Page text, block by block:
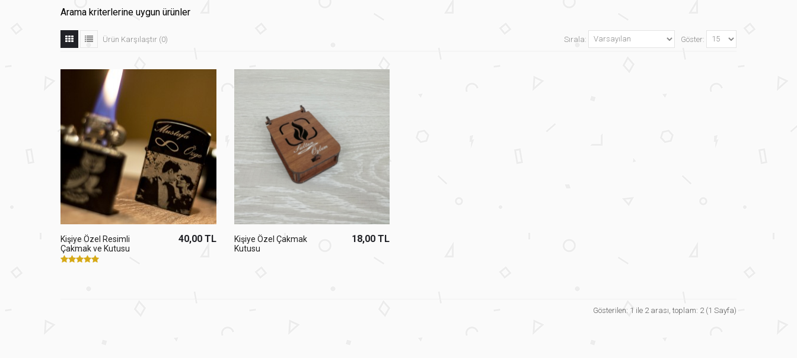
Arama kriterlerine uygun ürünler
Göster:
Sırala:
Ürün Karşılaştır (0)
Kişiye Özel Resimli
Çakmak ve Kutusu
40,00 TL
Kişiye Özel Çakmak
Kutusu
18,00 TL
Gösterilen: 1 ile 2 arası, toplam: 2 (1 Sayfa)